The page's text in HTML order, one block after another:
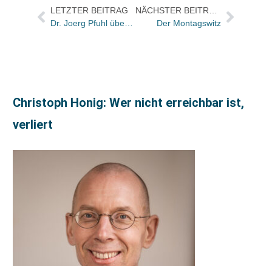
LETZTER BEITRAG
Dr. Joerg Pfuhl über die Initiative „Lesefreunde“ 2014
Der Montagswitz
Christoph Honig: Wer nicht erreichbar ist,
verliert